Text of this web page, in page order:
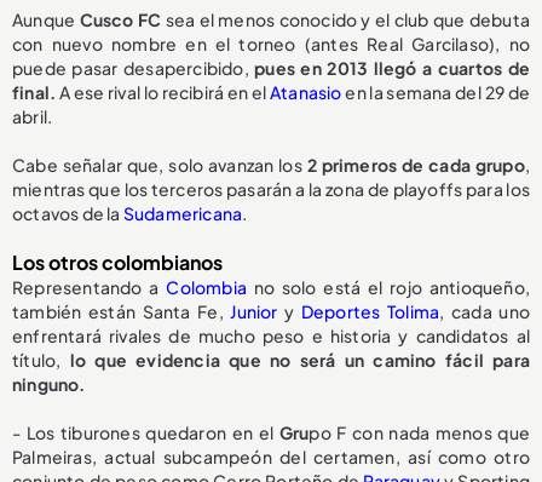
Aunque Cusco FC sea el menos conocido y el club que debuta
con nuevo nombre en el torneo (antes Real Garcilaso), no
puede pasar desapercibido,pues en 2013 llegó a cuartos de
final. A ese rival lo recibirá en elAtanasioen la semana del 29 de
abril.
Cabe señalar que, solo avanzan los2 primeros de cada grupo,
mientras que los terceros pasarán a la zona de playoffs para los
octavos de la Sudamericana.
Los otros colombianos
Representando a Colombia no solo está el rojo antioqueño,
también están Santa Fe,Junior y Deportes Tolima, cada uno
enfrentará rivales de mucho peso e historia y candidatos al
título, lo que evidencia que no será un camino fácil para
ninguno.
- Los tiburones quedaron en el Grupo F con nada menos que
Palmeiras, actual subcampeón del certamen, así como otro